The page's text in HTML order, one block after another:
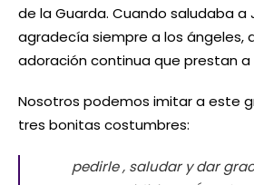
de la Guarda. Cuando saludaba a
agradecía siempre a los ángeles,
adoración continua que prestan a
Nosotros podemos imitar a este
tres bonitas costumbres:
pedirle , saludar y dar